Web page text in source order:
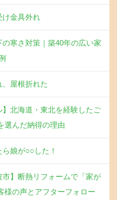
け金具外れ
の寒さ対策｜築40年の広い家
屋根折れた
】北海道・東北を経験したご
選んだ納得の理由
娘が○○した！
市】断熱リフォームで「家が
様の声とアフターフォロー